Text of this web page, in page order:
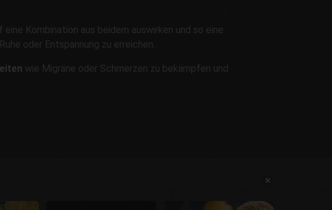
eine Kombination aus beidem auswirken und so eine
oder Entspannung zu erreichen.
wie Migräne oder Schmerzen zu bekämpfen und